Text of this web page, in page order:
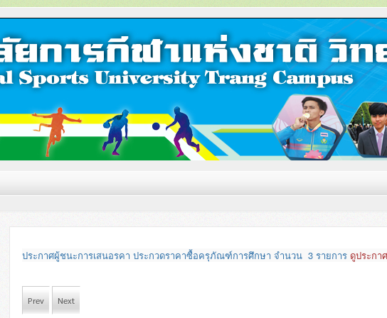
ประกาศผู้ชนะการเสนอรคา ประกวดราคาซื้อครุภัณฑ์การศึกษา จำนวน 3 รายการ ดูประกาศ
Prev Next